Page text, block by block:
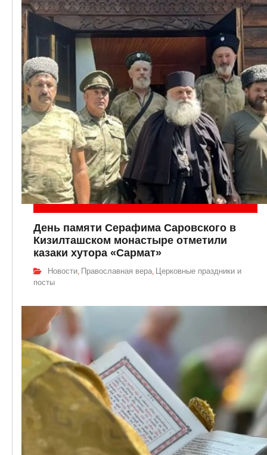
День памяти Серафима Саровского в
Кизилташском монастыре отметили
казаки хутора «Сармат»
Новости, Православная вера,
Церковные праздники и
посты